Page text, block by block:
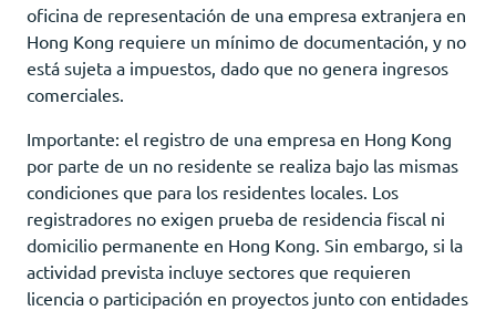
oficina de representación de una empresa extranjera en
Hong Kong requiere un mínimo de documentación, y no
está sujeta a impuestos, dado que no genera ingresos
comerciales.
Importante: el registro de una empresa en Hong Kong
por parte de un no residente se realiza bajo las mismas
condiciones que para los residentes locales. Los
registradores no exigen prueba de residencia fiscal ni
domicilio permanente en Hong Kong. Sin embargo, si la
actividad prevista incluye sectores que requieren
licencia o participación en proyectos junto con entidades